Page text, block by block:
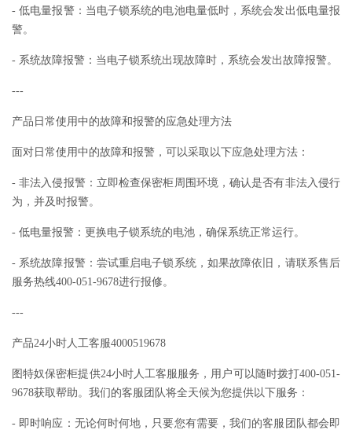
- 低电量报警：当电子锁系统的电池电量低时，系统会发出低电量报
警。
- 系统故障报警：当电子锁系统出现故障时，系统会发出故障报警。
---
产品日常使用中的故障和报警的应急处理方法
面对日常使用中的故障和报警，可以采取以下应急处理方法：
- 非法入侵报警：立即检查保密柜周围环境，确认是否有非法入侵行
为，并及时报警。
- 低电量报警：更换电子锁系统的电池，确保系统正常运行。
- 系统故障报警：尝试重启电子锁系统，如果故障依旧，请联系售后
服务热线400-051-9678进行报修。
---
产品24小时人工客服4000519678
图特奴保密柜提供24小时人工客服服务，用户可以随时拨打400-051-
9678获取帮助。我们的客服团队将全天候为您提供以下服务：
- 即时响应：无论何时何地，只要您有需要，我们的客服团队都会即